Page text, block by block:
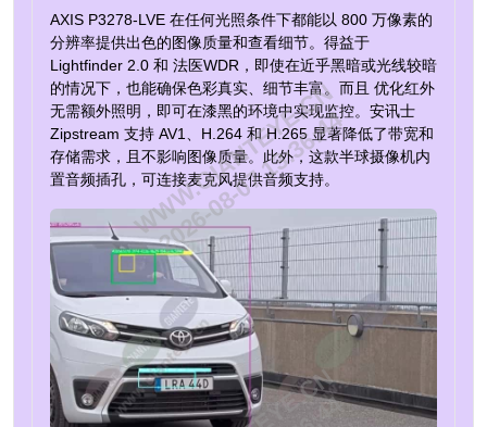
AXIS P3278-LVE 在任何光照条件下都能以 800 万像素的
分辨率提供出色的图像质量和查看细节。得益于
Lightfinder 2.0 和 法医WDR ，即使在近乎黑暗或光线较暗
的情况下，也能确保色彩真实、细节丰富。而且 优化红外
无需额外照明，即可在漆黑的环境中实现监控。安讯士
Zipstream 支持 AV1
、H.264 和 H.265 显著降低了带宽和
存储需求，且不影响图像质量。此外，这款半球摄像机内
置音频插孔，可连接麦克风提供音频支持。
WWW.GIANTEYE.CN
2026-08-07 13:36:44